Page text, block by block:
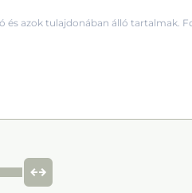
és azok tulajdonában álló tartalmak.